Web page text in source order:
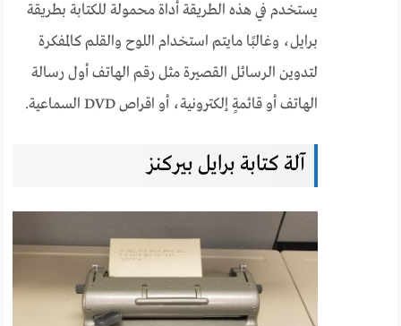
يستخدم في هذه الطريقة أداة محمولة للكتابة بطريقة
برايل، وغالبًا مايتم استخدام اللوح والقلم كالمفكرة
لتدوين الرسائل القصيرة مثل رقم الهاتف أول رسالة
الهاتف أو قائمةٍ إلكترونية، أو اقراص DVD السماعية.
آلة كتابة برايل بيركنز